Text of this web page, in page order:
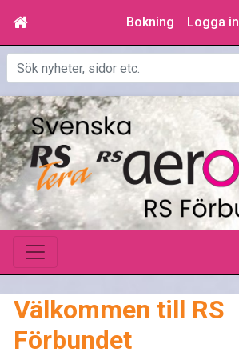
Bokning Logga in
Välkommen till RS
Förbundet